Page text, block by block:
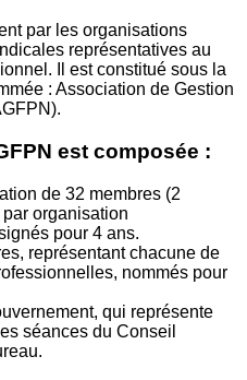
par les organisations
représentatives au
Il est constitué sous la
: Association de Gestion
est composée :
de 32 membres (2
organisation
pour 4 ans.
représentant chacune de
nommés pour
qui représente
séances du Conseil